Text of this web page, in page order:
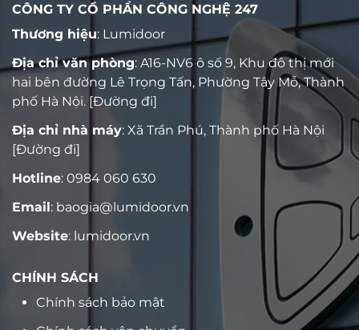
CÔNG TY CỔ PHẦN CÔNG NGHỆ 247
Thương hiệu: Lumidoor
Địa chỉ văn phòng: A16-NV6 ô số 9, Khu đô thị mới
hai bên đường Lê Trọng Tấn, Phường Tây Mỗ, Thành
phố Hà Nội. [Đường đi]
Địa chỉ nhà máy: Xã Trần Phú, Thành phố Hà Nội
[Đường đi]
Hotline: 0984 060 630
Email: baogia@lumidoor.vn
Website: lumidoor.vn
CHÍNH SÁCH
Chính sách bảo mật